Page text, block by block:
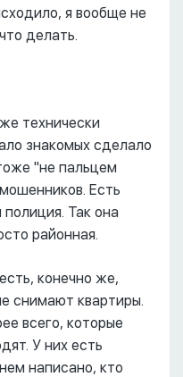
я вообще не
делать.
технически
знакомых сделало
"не пальцем
Есть
Так она
районная.
конечно же,
снимают квартиры.
всего, которые
У них есть
написано, кто